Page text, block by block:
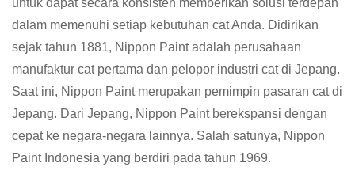
dalam memenuhi setiap kebutuhan cat Anda. Didirikan
sejak tahun 1881, Nippon Paint adalah perusahaan
manufaktur cat pertama dan pelopor industri cat di Jepang.
Saat ini, Nippon Paint merupakan pemimpin pasaran cat di
Jepang. Dari Jepang, Nippon Paint berekspansi dengan
cepat ke negara-negara lainnya. Salah satunya, Nippon
Paint Indonesia yang berdiri pada tahun 1969.